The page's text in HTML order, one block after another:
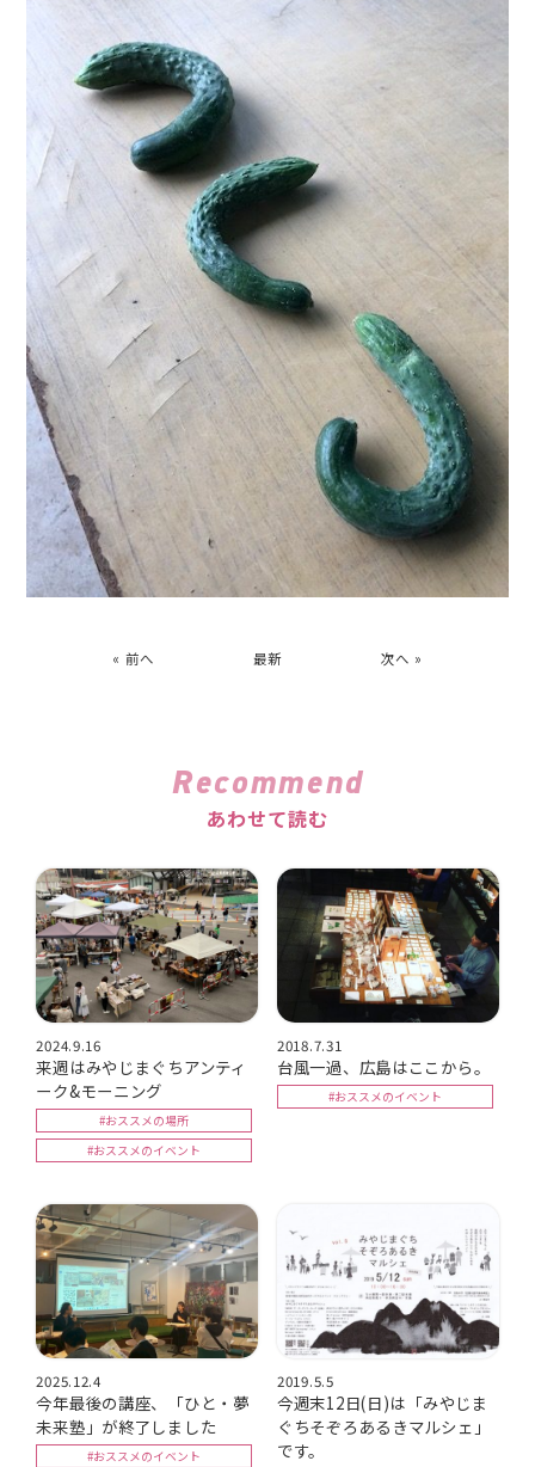
« 前へ 最新 次へ »
Recommend
あわせて読む
2024.9.16
来週はみやじまぐちアンティ
ーク&モーニング
#おススメの場所
#おススメのイベント
2018.7.31
台風一過、広島はここから。
#おススメのイベント
2025.12.4
今年最後の講座、「ひと・夢
未来塾」が終了しました
#おススメのイベント
2019.5.5
今週末12日(日)は「みやじま
ぐちそぞろあるきマルシェ」
です。